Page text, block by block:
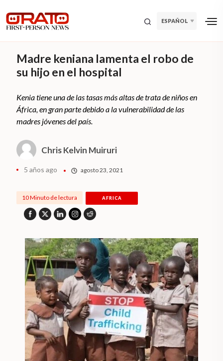
ESPAÑOL
Madre keniana lamenta el robo de
su hijo en el hospital
Kenia tiene una de las tasas más altas de trata de niños en
África, en gran parte debido a la vulnerabilidad de las
madres jóvenes del país.
Chris Kelvin Muiruri
5 años ago agosto 23, 2021
10 Minuto de lectura AFRICA